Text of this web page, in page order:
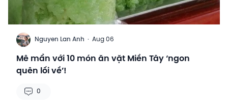
N Nguyen Lan Anh · Aug 06
Mê mẩn với 10 món ăn vặt Miền Tây ‘ngon
quên lối về’!
0